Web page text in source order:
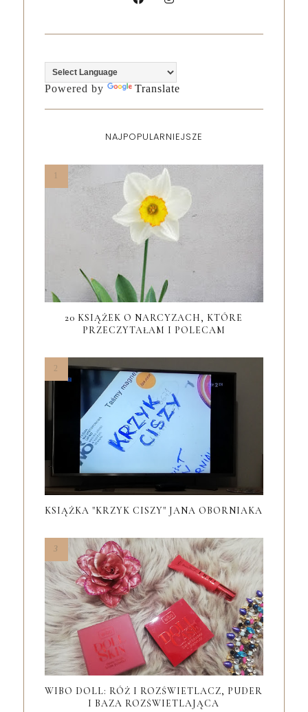
Powered by Translate
NAJPOPULARNIEJSZE
20 KSIĄŻEK O NARCYZACH, KTÓRE
PRZECZYTAŁAM I POLECAM
KSIĄŻKA "KRZYK CISZY" JANA OBORNIAKA
WIBO DOLL: RÓŻ I ROZŚWIETLACZ, PUDER
I BAZA ROZŚWIETLAJĄCA